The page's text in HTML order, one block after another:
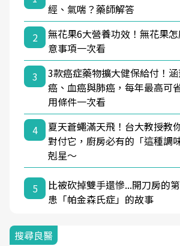
經、氣喘？藥師解答
2
無花果6大營養功效！無花果
意事項一次看
3
3款癌症藥物擴大健保給付！
癌、血癌與肺癌，每年最高可
用條件一次看
4
夏天蒼蠅滿天飛！台大教授教
對付它，廚房必有的「這種調
剋星～
5
比被砍掉雙手還慘...開刀房的
患「帕金森氏症」的故事
搜尋良醫